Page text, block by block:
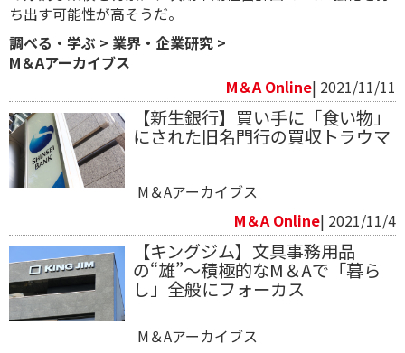
ち出す可能性が高そうだ。
調べる・学ぶ > 業界・企業研究 >
M＆Aアーカイブス
M＆A Online| 2021/11/11
【新生銀行】買い手に「食い物」
にされた旧名門行の買収トラウマ
M＆Aアーカイブス
M＆A Online| 2021/11/4
【キングジム】文具事務用品
の“雄”～積極的なM＆Aで「暮ら
し」全般にフォーカス
M＆Aアーカイブス